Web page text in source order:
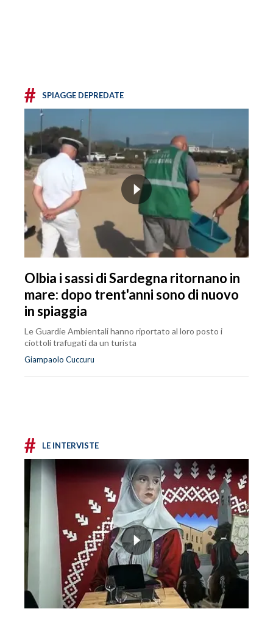
# SPIAGGE DEPREDATE
Olbia i sassi di Sardegna ritornano in
mare: dopo trent'anni sono di nuovo
in spiaggia
Le Guardie Ambientali hanno riportato al loro posto i
ciottoli trafugati da un turista
Giampaolo Cuccuru
# LE INTERVISTE